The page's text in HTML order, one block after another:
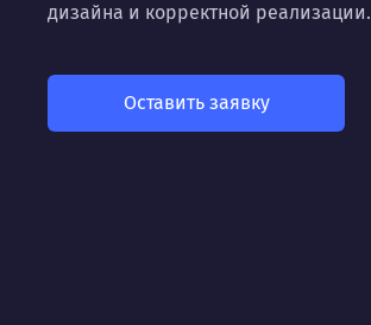
дизайна и корректной реализации.
Оставить заявку